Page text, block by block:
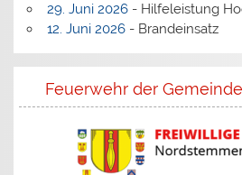
29. Juni 2026- Hilfeleistung
12. Juni 2026- Brandeinsatz
Feuerwehr der